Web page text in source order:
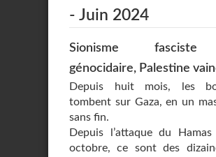
- Juin 2024
Sionisme
génocidaire, Palestine
Depuis huit mois, les
tombent sur Gaza, en un
sans fin.
Depuis l’attaque du
octobre, ce sont des